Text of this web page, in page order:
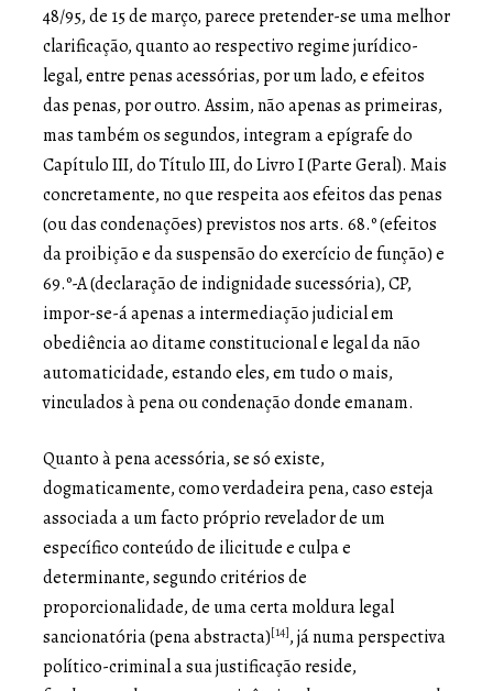
48/95, de 15 de março, parece pretender-se uma melhor
clarificação, quanto ao respectivo regime jurídico-
legal, entre penas acessórias, por um lado, e efeitos
das penas, por outro. Assim, não apenas as primeiras,
mas também os segundos, integram a epígrafe do
Capítulo III, do Título III, do Livro I (Parte Geral). Mais
concretamente, no que respeita aos efeitos das penas
(ou das condenações) previstos nos arts. 68.º (efeitos
da proibição e da suspensão do exercício de função) e
69.º-A (declaração de indignidade sucessória), CP,
impor-se-á apenas a intermediação judicial em
obediência ao ditame constitucional e legal da não
automaticidade, estando eles, em tudo o mais,
vinculados à pena ou condenação donde emanam.
Quanto à pena acessória, se só existe,
dogmaticamente, como verdadeira pena, caso esteja
associada a um facto próprio revelador de um
específico conteúdo de ilicitude e culpa e
determinante, segundo critérios de
proporcionalidade, de uma certa moldura legal
sancionatória (pena abstracta)[14], já numa perspectiva
político-criminal a sua justificação reside,